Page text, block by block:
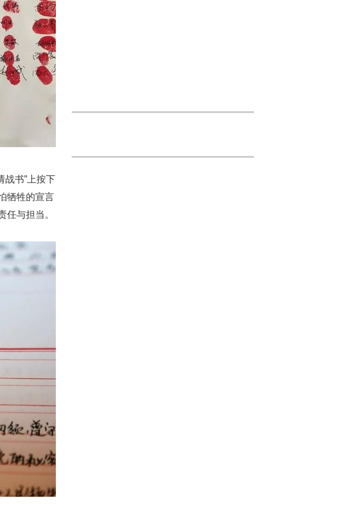
战书”上按下
牺牲的宣言
任与担当。